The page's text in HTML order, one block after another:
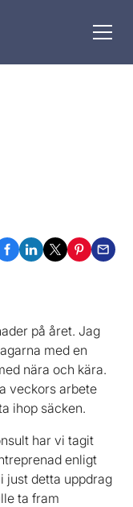
på året. Jag
med en
nära och kära.
veckors arbete
ihop säcken.
har vi tagit
enligt
just detta uppdrag
ta fram